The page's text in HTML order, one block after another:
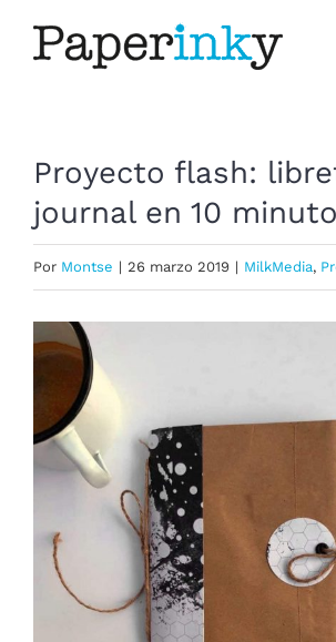
Proyecto flash:
journal en 10
Por Montse | 26 marzo 2019 | MilkMedia,
Ver
imagen
más
grande